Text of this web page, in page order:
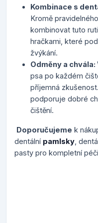
Kombinace s
Kromě
kombinovat tuto
hračkami, které
žvýkání.
Odměny a chvála:
psa po každém
příjemná
podporuje dobré
čištění.
Doporučujeme k
dentální pamlsky ,
pasty pro kompletní